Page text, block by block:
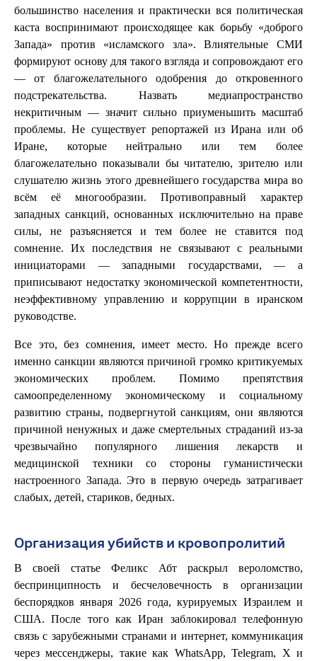
большинство населения и практически вся политическая
каста воспринимают происходящее как борьбу «доброго
Запада» против «исламского зла». Влиятельные СМИ
формируют основу для такого взгляда и сопровождают его
— от благожелательного одобрения до откровенного
подстрекательства. Назвать медиапространство
некритичным — значит сильно приуменьшить масштаб
проблемы. Не существует репортажей из Ирана или об
Иране, которые нейтрально или тем более
благожелательно показывали бы читателю, зрителю или
слушателю жизнь этого древнейшего государства мира во
всём её многообразии. Противоправный характер
западных санкций, основанных исключительно на праве
силы, не разъясняется и тем более не ставится под
сомнение. Их последствия не связывают с реальными
инициаторами — западными государствами, — а
приписывают недостатку экономической компетентности,
неэффективному управлению и коррупции в иранском
руководстве.
Все это, без сомнения, имеет место. Но прежде всего
именно санкции являются причиной громко критикуемых
экономических проблем. Помимо препятствия
самоопределенному экономическому и социальному
развитию страны, подвергнутой санкциям, они являются
причиной ненужных и даже смертельных страданий из-за
чрезвычайно популярного лишения лекарств и
медицинской техники со стороны гуманистически
настроенного Запада. Это в первую очередь затрагивает
слабых, детей, стариков, бедных.
Организация убийств и кровопролитий
В своей статье Феликс Абт раскрыл вероломство,
беспринципность и бесчеловечность в организации
беспорядков января 2026 года, курируемых Израилем и
США. После того как Иран заблокировал телефонную
связь с зарубежными странами и интернет, коммуникация
через мессенджеры, такие как WhatsApp, Telegram, X и